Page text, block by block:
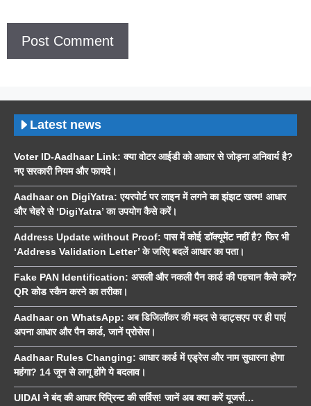
Latest news
Voter ID-Aadhaar Link: क्या वोटर आईडी को आधार से जोड़ना अनिवार्य है?
नए सरकारी नियम और फायदे।
Aadhaar on DigiYatra: एयरपोर्ट पर लाइन में लगने का झंझट खत्म! आधार
और चेहरे से ‘DigiYatra’ का उपयोग कैसे करें।
Address Update without Proof: पास में कोई डॉक्यूमेंट नहीं है? फिर भी
‘Address Validation Letter’ के जरिए बदलें आधार का पता।
Fake PAN Identification: असली और नकली पैन कार्ड की पहचान कैसे करें?
QR कोड स्कैन करने का तरीका।
Aadhaar on WhatsApp: अब डिजिलॉकर की मदद से व्हाट्सएप पर ही पाएं
अपना आधार और पैन कार्ड, जानें प्रोसेस।
Aadhaar Rules Changing: आधार कार्ड में एड्रेस और नाम सुधारना होगा
महंगा? 14 जून से लागू होंगे ये बदलाव।
UIDAI ने बंद की आधार रिप्रिन्ट की सर्विस! जानें अब क्या करें यूजर्स…